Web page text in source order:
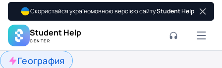
Скористайся україномовною версією сайтуStudent Help
Student Help
CENTER
География